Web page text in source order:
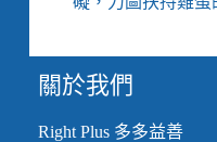
關於我們
Right Plus 多多益善